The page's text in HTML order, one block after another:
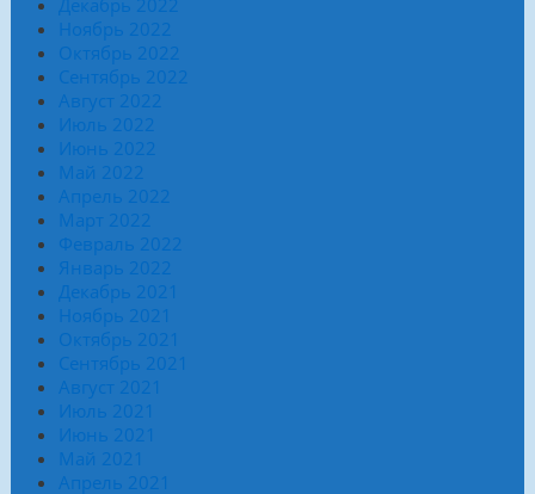
Декабрь 2022
Ноябрь 2022
Октябрь 2022
Сентябрь 2022
Август 2022
Июль 2022
Июнь 2022
Май 2022
Апрель 2022
Март 2022
Февраль 2022
Январь 2022
Декабрь 2021
Ноябрь 2021
Октябрь 2021
Сентябрь 2021
Август 2021
Июль 2021
Июнь 2021
Май 2021
Апрель 2021